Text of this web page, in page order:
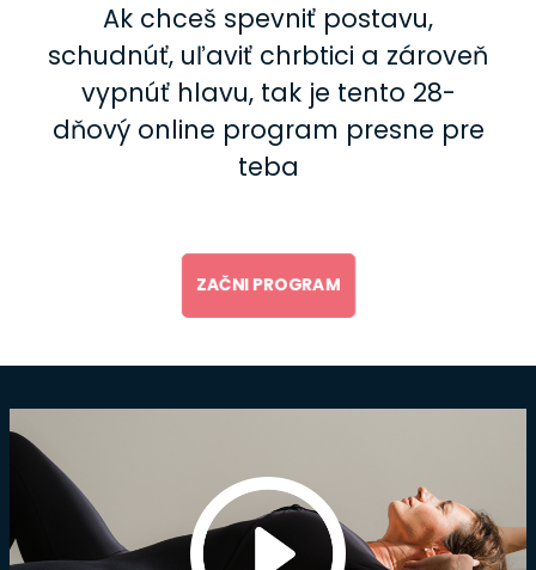
Ak chceš spevniť postavu,
schudnúť, uľaviť chrbtici a zároveň
vypnúť hlavu, tak je tento 28-
dňový online program presne pre
teba
ZAČNI PROGRAM